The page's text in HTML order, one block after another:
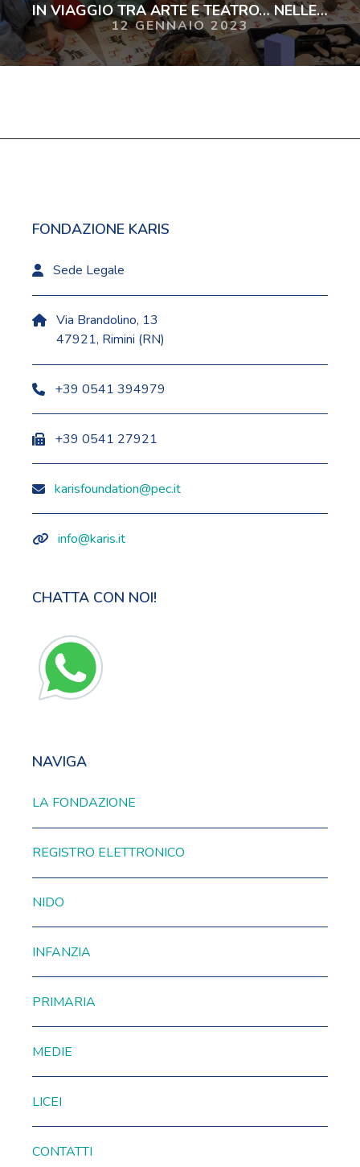
IN VIAGGIO TRA ARTE E TEATRO… NELLE FIABE
12 GENNAIO 2023
FONDAZIONE KARIS
Sede Legale
Via Brandolino, 13
47921, Rimini (RN)
+39 0541 394979
+39 0541 27921
karisfoundation@pec.it
info@karis.it
CHATTA CON NOI!
NAVIGA
LA FONDAZIONE
REGISTRO ELETTRONICO
NIDO
INFANZIA
PRIMARIA
MEDIE
LICEI
CONTATTI